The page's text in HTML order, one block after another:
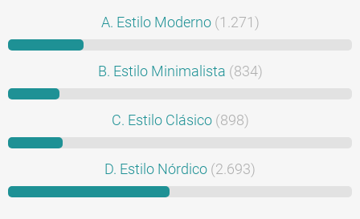
A. Estilo Moderno (1.271)
B. Estilo Minimalista (834)
C. Estilo Clásico (898)
D. Estilo Nórdico (2.693)